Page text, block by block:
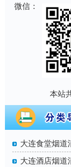
微信：
本站
大连食堂烟道
大连酒店烟道